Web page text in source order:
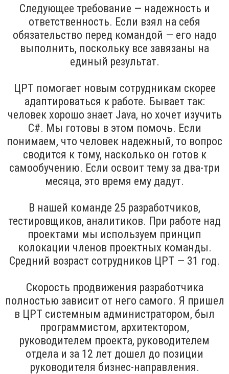
Следующее требование — надежность и
ответственность. Если взял на себя
обязательство перед командой — его надо
выполнить, поскольку все завязаны на
единый результат.
ЦРТ помогает новым сотрудникам скорее
адаптироваться к работе. Бывает так:
человек хорошо знает Java, но хочет изучить
C#. Мы готовы в этом помочь. Если
понимаем, что человек надежный, то вопрос
сводится к тому, насколько он готов к
самообучению. Если освоит тему за два-три
месяца, это время ему дадут.
В нашей команде 25 разработчиков,
тестировщиков, аналитиков. При работе над
проектами мы используем принцип
колокации членов проектных команды.
Средний возраст сотрудников ЦРТ — 31 год.
Скорость продвижения разработчика
полностью зависит от него самого. Я пришел
в ЦРТ системным администратором, был
программистом, архитектором,
руководителем проекта, руководителем
отдела и за 12 лет дошел до позиции
руководителя бизнес-направления.